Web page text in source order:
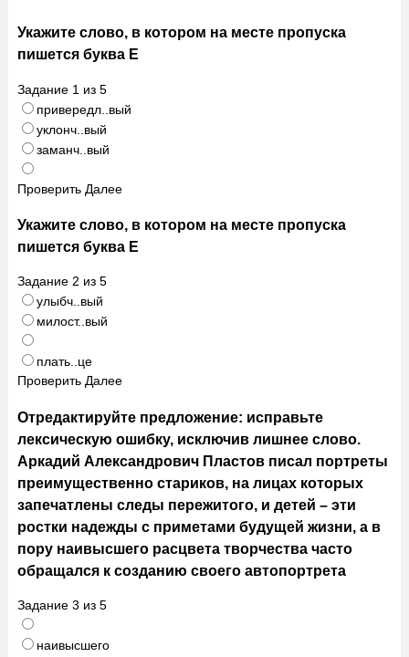
Укажите слово, в котором на месте пропуска
пишется буква Е
Задание 1 из 5
привередл..вый
уклонч..вый
заманч..вый
Проверить Далее
Укажите слово, в котором на месте пропуска
пишется буква Е
Задание 2 из 5
улыбч..вый
милост..вый
плать..це
Проверить Далее
Отредактируйте предложение: исправьте
лексическую ошибку, исключив лишнее слово.
Аркадий Александрович Пластов писал портреты
преимущественно стариков, на лицах которых
запечатлены следы пережитого, и детей – эти
ростки надежды с приметами будущей жизни, а в
пору наивысшего расцвета творчества часто
обращался к созданию своего автопортрета
Задание 3 из 5
наивысшего